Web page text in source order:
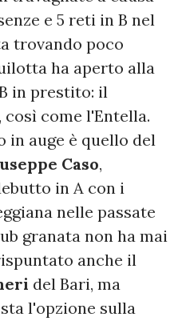
e 5 reti in B nel
trovando poco
ha aperto alla
in prestito: il
come l'Entella.
in auge è quello del
Caso,
in A con i
nelle passate
granata non ha mai
anche il
del Bari, ma
l'opzione sulla